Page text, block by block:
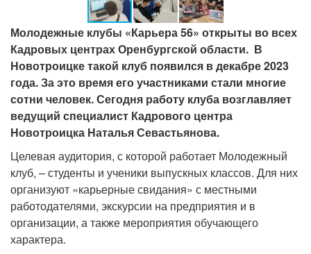
Молодежные клубы «Карьера 56» открыты во всех
Кадровых центрах Оренбургской области. В
Новотроицке такой клуб появился в декабре 2023
года. За это время его участниками стали многие
сотни человек. Сегодня работу клуба возглавляет
ведущий специалист Кадрового центра
Новотроицка Наталья Севастьянова.
Целевая аудитория, с которой работает Молодежный
клуб, – студенты и ученики выпускных классов. Для них
организуют «карьерные свидания» с местными
работодателями, экскурсии на предприятия и в
организации, а также мероприятия обучающего
характера.